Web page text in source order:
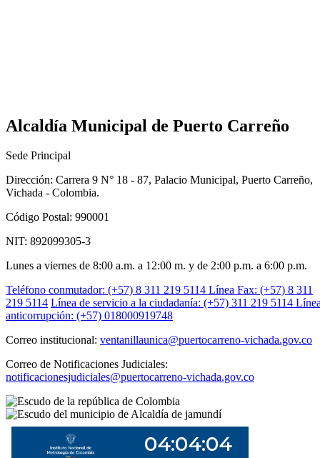
Alcaldía Municipal de Puerto Carreño
Sede Principal
Dirección: Carrera 9 N° 18 - 87, Palacio Municipal, Puerto Carreño,
Vichada - Colombia.
Código Postal: 990001
NIT: 892099305-3
Lunes a viernes de 8:00 a.m. a 12:00 m. y de 2:00 p.m. a 6:00 p.m.
Teléfono conmutador: (+57) 8 311 219 5114 Línea Fax: (+57) 8 311
219 5114 Línea de servicio a la ciudadanía: (+57) 311 219 5114
anticorrupción: (+57) 018000919748
Correo institucional: ventanillaunica@puertocarreno-vichada.gov.co
Correo de Notificaciones Judiciales:
notificacionesjudiciales@puertocarreno-vichada.gov.co